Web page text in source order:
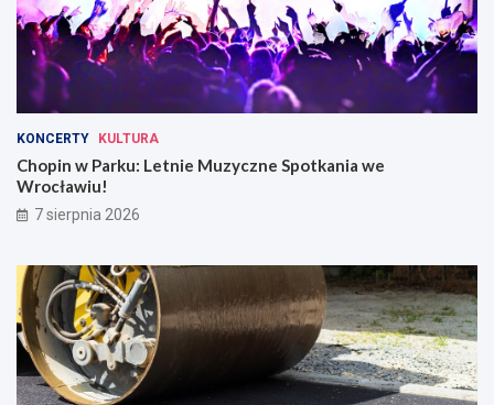
KONCERTY KULTURA
Chopin w Parku: Letnie Muzyczne Spotkania we
Wrocławiu!
7 sierpnia 2026